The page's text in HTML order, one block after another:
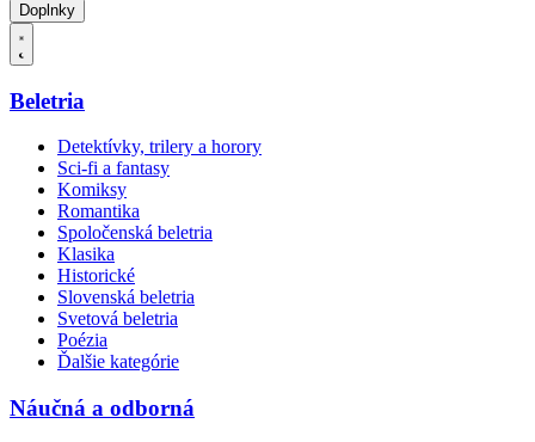
Doplnky
Beletria
Detektívky, trilery a horory
Sci-fi a fantasy
Komiksy
Romantika
Spoločenská beletria
Klasika
Historické
Slovenská beletria
Svetová beletria
Poézia
Ďalšie kategórie
Náučná a odborná